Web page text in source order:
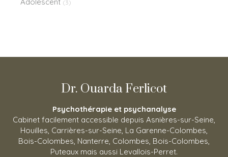
(3)
Dr. Ouarda Ferlicot
Psychothérapie et psychanalyse
Cabinet facilement accessible depuis Asnières-sur-Seine,
Houilles, Carrières-sur-Seine, La Garenne-Colombes,
Bois-Colombes, Nanterre, Colombes, Bois-Colombes,
Puteaux mais aussi Levallois-Perret.